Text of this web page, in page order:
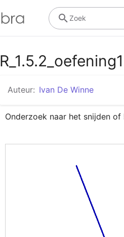
Zoek
R_1.5.2_oefening1
Auteur: Ivan De Winne
Onderzoek naar het snijden